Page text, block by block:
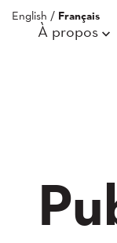
English / Français
À propos